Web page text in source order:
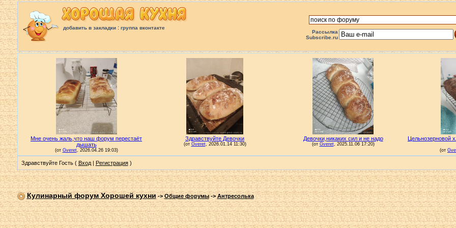
добавить в закладки: группа вконтакте
Рассылка
Subscribe.ru
Здравствуйте Гость ( Вход| Регистрация)
Кулинарный форум Хорошей кухни->Общие форумы-> Антресолька